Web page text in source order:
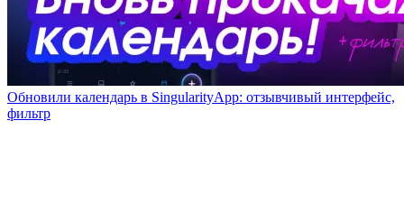
Обновили календарь в SingularityApp: отзывчивый интерфейс,
фильтр